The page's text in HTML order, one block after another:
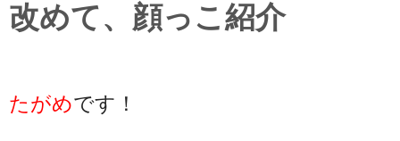
改めて、顔っこ紹介
たがめです！